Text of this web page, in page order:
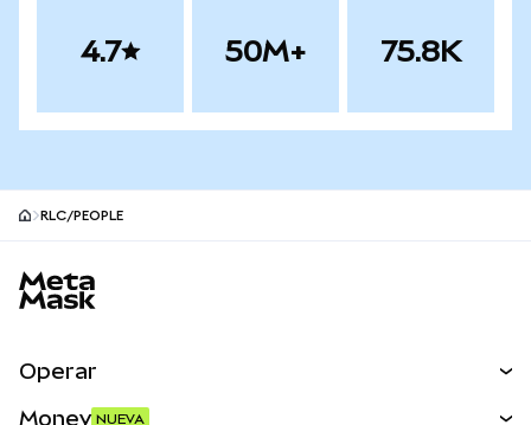
4.7 50M+ 75.8K
RLC/PEOPLE
Operar
Money NUEVA